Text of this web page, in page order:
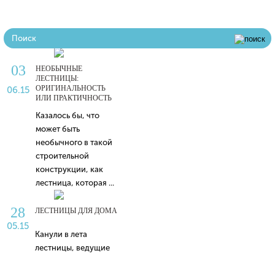
03
06.15
НЕОБЫЧНЫЕ
ЛЕСТНИЦЫ:
ОРИГИНАЛЬНОСТЬ
ИЛИ ПРАКТИЧНОСТЬ
Казалось бы, что
может быть
необычного в такой
строительной
конструкции, как
лестница, которая ...
28
05.15
ЛЕСТНИЦЫ ДЛЯ ДОМА
Канули в лета
лестницы, ведущие